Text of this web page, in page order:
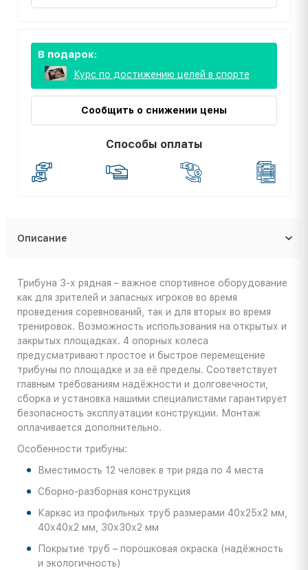
В подарок:
Курс по достижению целей в спорте
Сообщить о снижении цены
Способы оплаты
Описание
Трибуна 3-х рядная – важное спортивное оборудование
как для зрителей и запасных игроков во время
проведения соревнований, так и для вторых во время
тренировок. Возможность использования на открытых и
закрытых площадках. 4 опорных колеса
предусматривают простое и быстрое перемещение
трибуны по площадке и за её пределы. Соответствует
главным требованиям надёжности и долговечности,
сборка и установка нашими специалистами гарантирует
безопасность эксплуатации конструкции. Монтаж
оплачивается дополнительно.
Особенности трибуны:
Вместимость 12 человек в три ряда по 4 места
Сборно-разборная конструкция
Каркас из профильных труб размерами 40х25х2 мм,
40х40х2 мм, 30х30х2 мм
Покрытие труб – порошковая окраска (надёжность
и экологичность)